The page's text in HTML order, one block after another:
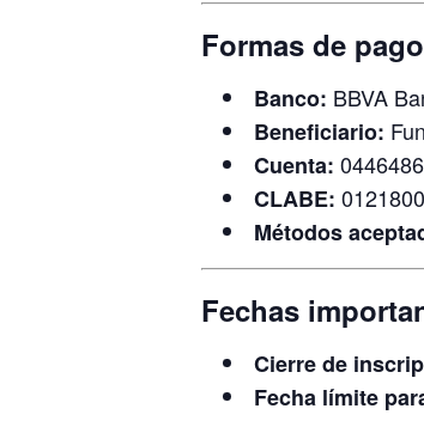
Formas de pago
Banco: BBVA
Beneficiario:
Cuenta:
CLABE:
Métodos
Fechas
Cierre de
Fecha límite